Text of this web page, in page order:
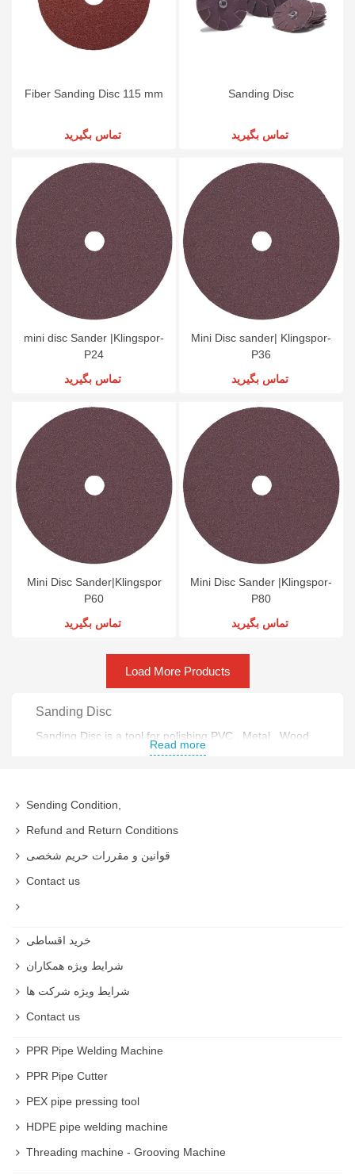
Fiber Sanding Disc 115 mm
تماس بگیرید
Sanding Disc
تماس بگیرید
mini disc Sander |Klingspor-
P24
تماس بگیرید
Mini Disc sander| Klingspor-
P36
تماس بگیرید
Mini Disc Sander|Klingspor
P60
تماس بگیرید
Mini Disc Sander |Klingspor-
P80
تماس بگیرید
Load More Products
Sanding Disc
Sanding Disc is a tool for polishing PVC , Metal , Wood
,... surfaces . Sanding Disc are usually put on plastic
sizes for Sanding Disc .
Sanding Disc Price
To get Sanding Disc price you can check out our website
.
Buy Sanding Disc online or from our website .
Best Sanding Disc
Best Sanding Disc in Iran is RSCO brand .
Read more
Sending Condition,
Refund and Return Conditions
قوانین و مقررات حریم شخصی
Contact us
خرید اقساطی
شرایط ویژه همکاران
شرایط ویژه شرکت ها
Contact us
PPR Pipe Welding Machine
PPR Pipe Cutter
PEX pipe pressing tool
HDPE pipe welding machine
Threading machine - Grooving Machine